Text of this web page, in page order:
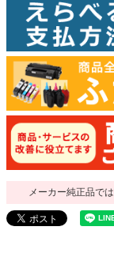
メーカー純正品で